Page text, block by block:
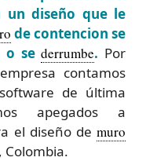
un diseño que le
de contencion se
o sederrumbe. Por
contamos
de última
apegados a
el diseño de muro
Colombia.